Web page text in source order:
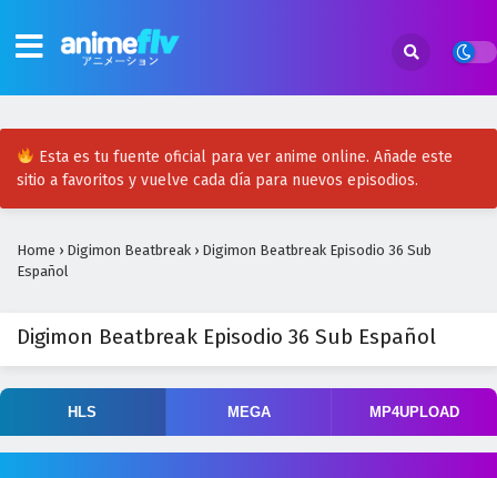
Esta es tu fuente oficial para ver anime online. Añade este
sitio a favoritos y vuelve cada día para nuevos episodios.
Home › Digimon Beatbreak › Digimon Beatbreak Episodio 36 Sub
Español
Digimon Beatbreak Episodio 36 Sub Español
HLS MEGA MP4UPLOAD